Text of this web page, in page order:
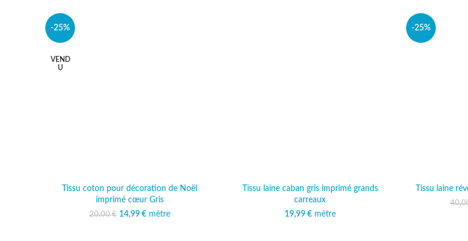
-25%
VEND
U
Tissu coton pour décoration de Noël
imprimé cœur Gris
20,00€
Le prix initial était :
14,99 € Le prix actuel est :
mètre
Tissu laine caban gris imprimé grands
carreaux
19,99 €mètre
-25%
Tissu laine